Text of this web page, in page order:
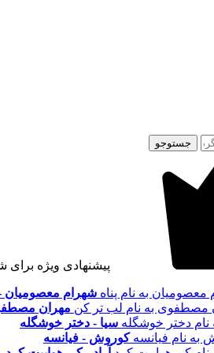
جستوجو
پیشنهادی ویژه برای
شهرام معصومیان -
مهران
سیا - دختر خوشگله
کوروش - فیانسه